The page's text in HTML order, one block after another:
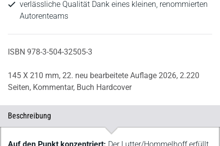
verlässliche Qualität Dank eines kleinen, renommierten
Autorenteams
ISBN 978-3-504-32505-3
145 X 210 mm, 22. neu bearbeitete Auflage 2026, 2.220
Seiten, Kommentar, Buch Hardcover
Beschreibung
Beschreibung